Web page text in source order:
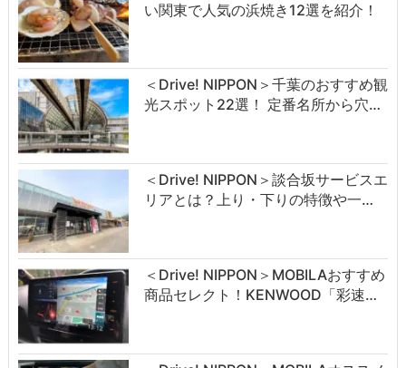
い関東で人気の浜焼き12選を紹介！
＜Drive! NIPPON＞千葉のおすすめ観
光スポット22選！ 定番名所から穴…
＜Drive! NIPPON＞談合坂サービスエ
リアとは？上り・下りの特徴や一…
＜Drive! NIPPON＞MOBILAおすすめ
商品セレクト！KENWOOD「彩速…